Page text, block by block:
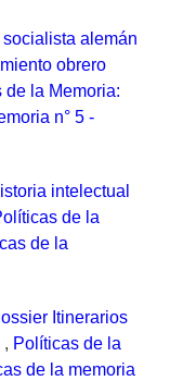
alemán
obrero
de la Memoria:
n° 5 -
intelectual
de la
de la
Itinerarios
, Políticas de la
de la memoria